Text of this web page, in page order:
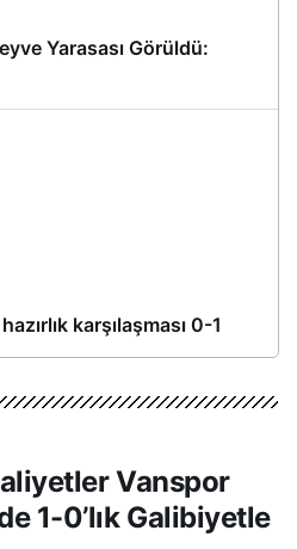
Yarasası Görüldü:
karşılaşması 0-1
Vanspor
1-0’lık Galibiyetle